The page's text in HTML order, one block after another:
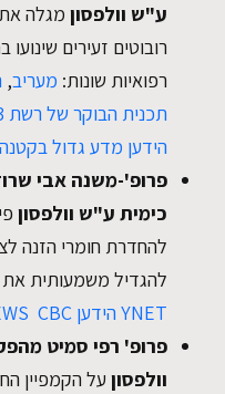
ע"ש וולפסון מגלה
רובוטים זעירים
רפואיות שונות: מעריב,
תכנית הבוקר של רשת 13
הידען מדע גדול בקטנה
פרופ'-משנה אבי
כימית ע"ש וולפסון
להחדרת חומרי הזנה
להגדיל משמעותית את
YNETהידען CBC
פרופ' רפי סמיט
וולפסון על הקמפיין